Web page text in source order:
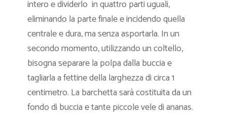
intero e dividerlo in quattro parti uguali,
eliminando la parte finale e incidendo quella
centrale e dura, ma senza asportarla. In un
secondo momento, utilizzando un coltello,
bisogna separare la polpa dalla buccia e
tagliarla a fettine della larghezza di circa 1
centimetro. La barchetta sarà costituita da un
fondo di buccia e tante piccole vele di ananas.